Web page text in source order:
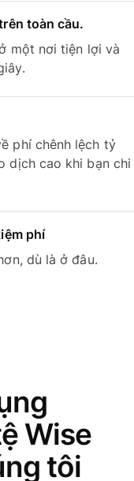
toàn cầu.
một nơi tiện lợi và
phí chênh lệch tỷ
dịch cao khi bạn chi
phí
dù là ở đâu.
Wise
tôi